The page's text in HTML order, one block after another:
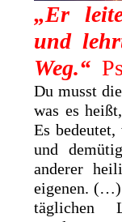
„Er
und
Weg.“
Du musst
was es
Es
und
anderer
eigenen. (…)
täglichen